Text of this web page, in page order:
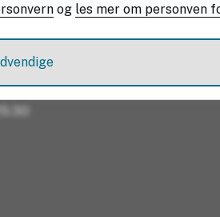
Paulsen
og les mer om personven